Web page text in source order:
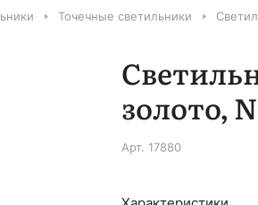
Точечные светильники
золото,
Арт. 17880